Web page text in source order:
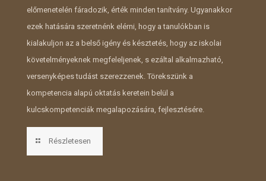
előmenetelén fáradozik, érték minden tanítvány. Ugyanakkor
ezek hatására szeretnénk elérni, hogy a tanulókban is
kialakuljon az a belső igény és késztetés, hogy az iskolai
követelményeknek megfeleljenek, s ezáltal alkalmazható,
versenyképes tudást szerezzenek. Törekszünk a
kompetencia alapú oktatás keretein belül a
kulcskompetenciák megalapozására, fejlesztésére.
Részletesen